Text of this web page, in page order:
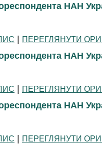
НАН
| ПЕРЕГЛЯНУТИ
НАН
| ПЕРЕГЛЯНУТИ
НАН
| ПЕРЕГЛЯНУТИ